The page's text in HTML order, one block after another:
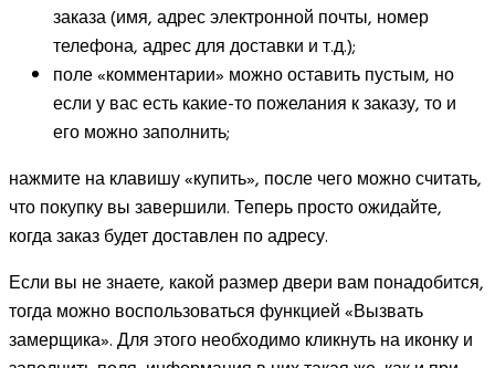
заказа (имя, адрес электронной почты, номер
телефона, адрес для доставки и т.д.);
поле «комментарии» можно оставить пустым, но
если у вас есть какие-то пожелания к заказу, то и
его можно заполнить;
нажмите на клавишу «купить», после чего можно считать,
что покупку вы завершили. Теперь просто ожидайте,
когда заказ будет доставлен по адресу.
Если вы не знаете, какой размер двери вам понадобится,
тогда можно воспользоваться функцией «Вызвать
замерщика». Для этого необходимо кликнуть на иконку и